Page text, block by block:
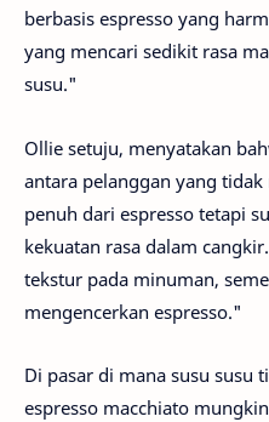
berbasis espresso yang
yang mencari sedikit rasa
susu."
Ollie setuju, menyatakan
antara pelanggan yang
penuh dari espresso tetapi
kekuatan rasa dalam
tekstur pada minuman,
mengencerkan espresso."
Di pasar di mana susu susu
espresso macchiato